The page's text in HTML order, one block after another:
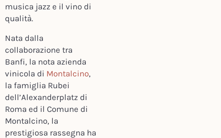
musica jazz e il vino di
qualità.
Nata dalla
collaborazione tra
Banfi, la nota azienda
vinicola di Montalcino,
la famiglia Rubei
dell’Alexanderplatz di
Roma ed il Comune di
Montalcino, la
prestigiosa rassegna ha